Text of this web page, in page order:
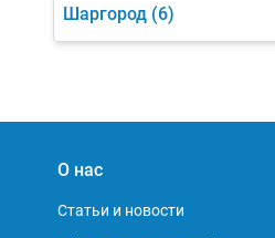
Шаргород (6)
О нас
Статьи и новости